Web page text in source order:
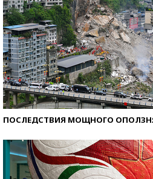
ПОСЛЕДСТВИЯ МОЩНОГО